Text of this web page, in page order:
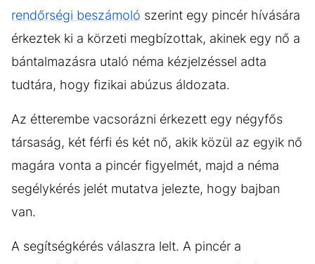
rendőrségi beszámoló szerint egy pincér hívására
érkeztek ki a körzeti megbízottak, akinek egy nő a
bántalmazásra utaló néma kézjelzéssel adta
tudtára, hogy fizikai abúzus áldozata.
Az étterembe vacsorázni érkezett egy négyfős
társaság, két férfi és két nő, akik közül az egyik nő
magára vonta a pincér figyelmét, majd a néma
segélykérés jelét mutatva jelezte, hogy bajban
van.
A segítségkérés válaszra lelt. A pincér a